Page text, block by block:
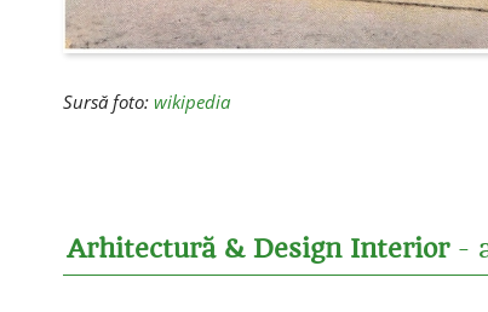
Sursă foto: wikipedia
Arhitectură & Design Interior-